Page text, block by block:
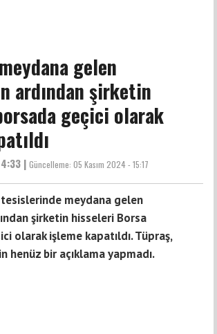
gelen
ardından şirketin
geçici olarak
| Güncelleme: 05 Kasım 2024 - 15:17
meydana gelen
şirketin hisseleri Borsa
olarak işleme kapatıldı. Tüpraş,
henüz bir açıklama yapmadı.